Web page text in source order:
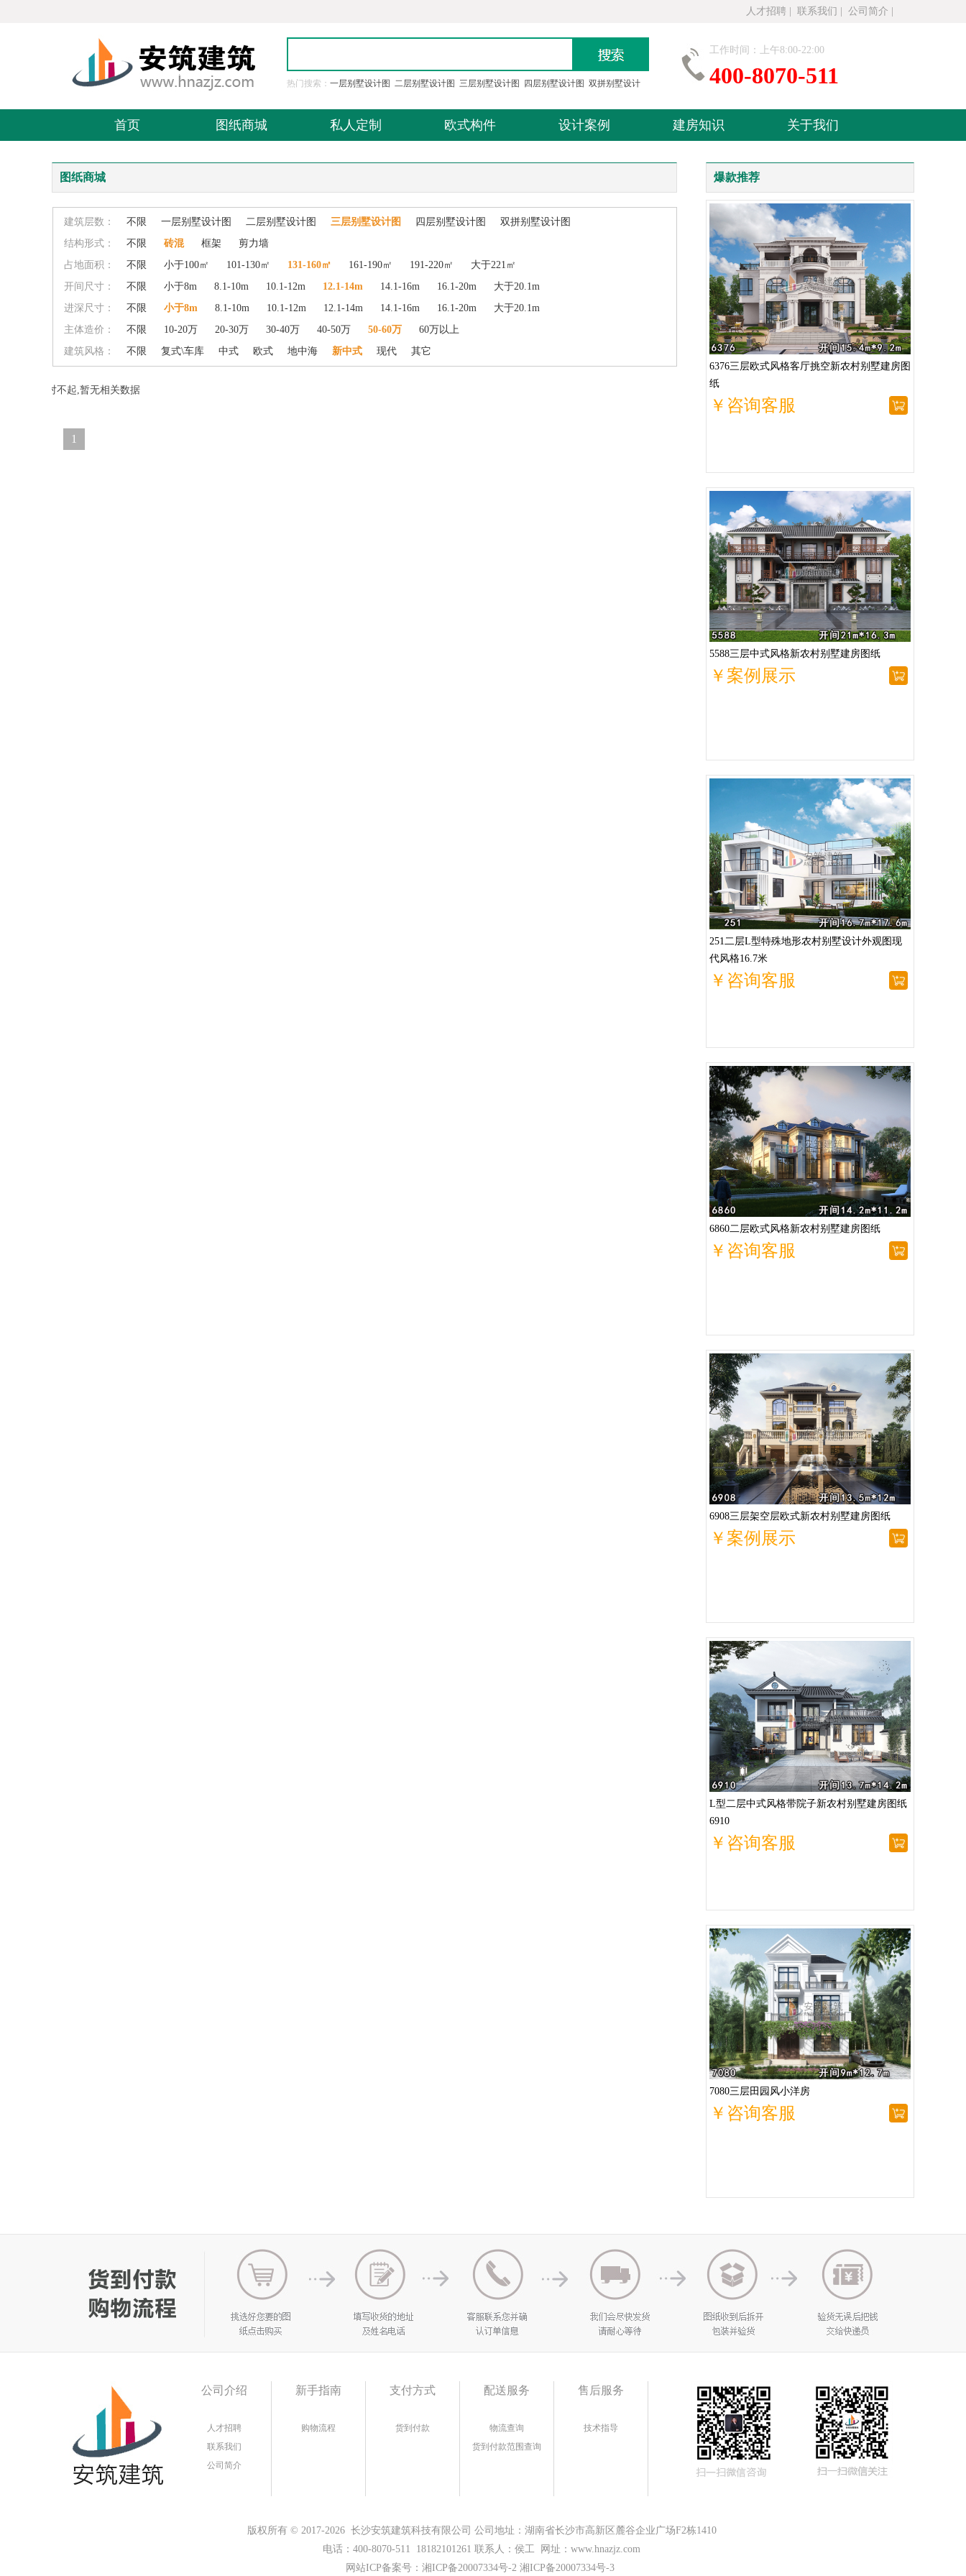
人才招聘 联系我们 公司简介
热门搜索： 一层别墅设计图 二层别墅设计图 三层别墅设计图 四层别墅设计图 双拼别墅设计
工作时间：上午8:00-22:00
400-8070-511
首页 图纸商城 私人定制 欧式构件 设计案例 建房知识 关于我们
爆款推荐
6376三层欧式风格客厅挑空新农村别墅建房图
纸
￥咨询客服
5588三层中式风格新农村别墅建房图纸
￥案例展示
251二层L型特殊地形农村别墅设计外观图现
代风格16.7米
￥咨询客服
6860二层欧式风格新农村别墅建房图纸
￥咨询客服
6908三层架空层欧式新农村别墅建房图纸
￥案例展示
L型二层中式风格带院子新农村别墅建房图纸
6910
￥咨询客服
7080三层田园风小洋房
￥咨询客服
图纸商城
建筑层数： 不限 一层别墅设计图 二层别墅设计图 三层别墅设计图 四层别墅设计图
双拼别墅设计图
结构形式：
不限 砖混 框架
剪力墙
占地面积：
不限 小于100㎡ 101-130㎡ 131-160㎡ 161-190㎡ 191-220㎡
大于221㎡
开间尺寸：
不限 小于8m 8.1-10m 10.1-12m 12.1-14m 14.1-16m 16.1-20m
大于20.1m
进深尺寸：
不限 小于8m 8.1-10m 10.1-12m 12.1-14m 14.1-16m 16.1-20m
大于20.1m
主体造价：
不限 10-20万 20-30万 30-40万 40-50万 50-60万
60万以上
建筑风格：
不限 复式\车库 中式 欧式 地中海 新中式 现代 其它
对不起,暂无相关数据
1
公司介绍
人才招聘
联系我们
公司简介
新手指南
购物流程
支付方式
货到付款
配送服务
物流查询
货到付款范围查询
售后服务
技术指导
版权所有 © 2017-2026 长沙安筑建筑科技有限公司 公司地址：湖南省长沙市高新区麓谷企业广场F2栋1410
电话：400-8070-511 18182101261 联系人：侯工 网址：www.hnazjz.com
网站ICP备案号： 湘ICP备20007334号-2 湘ICP备20007334号-3